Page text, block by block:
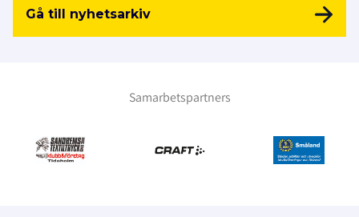
Gå till nyhetsarkiv
Samarbetspartners